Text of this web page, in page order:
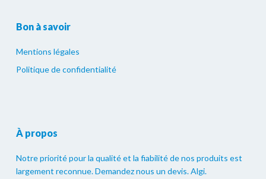
Bon à savoir
Mentions légales
Politique de confidentialité
À propos
Notre priorité pour la qualité et la fiabilité de nos produits est
largement reconnue. Demandez nous un devis. Algi.